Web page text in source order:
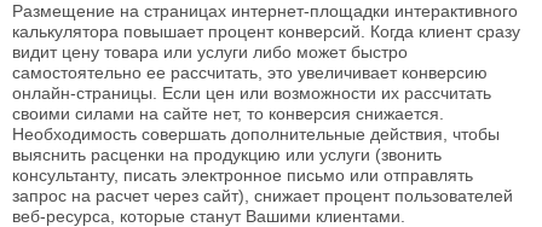
Размещение на страницах интернет-площадки интерактивного
калькулятора повышает процент конверсий. Когда клиент сразу
видит цену товара или услуги либо может быстро
самостоятельно ее рассчитать, это увеличивает конверсию
онлайн-страницы. Если цен или возможности их рассчитать
своими силами на сайте нет, то конверсия снижается.
Необходимость совершать дополнительные действия, чтобы
выяснить расценки на продукцию или услуги (звонить
консультанту, писать электронное письмо или отправлять
запрос на расчет через сайт), снижает процент пользователей
веб-ресурса, которые станут Вашими клиентами.